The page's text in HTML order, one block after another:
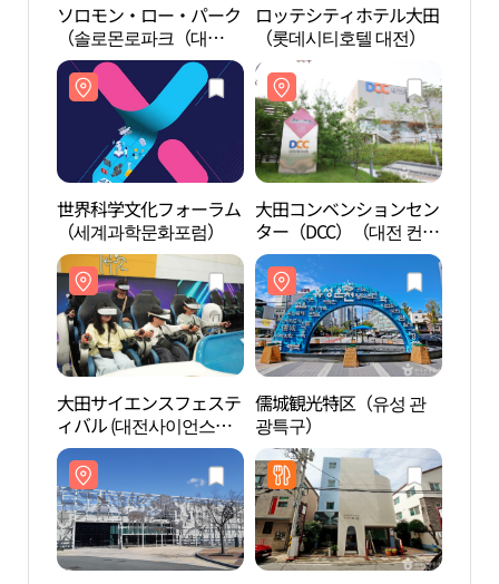
ソロモン・ロー・パーク
（솔로몬로파크（대
전））
ロッテシティホテル大田
（롯데시티호텔 대전）
世界科学文化フォーラム
（세계과학문화포럼）
大田コンベンションセン
ター（DCC）（대전 컨벤
션센터（DCC））
大田サイエンスフェステ
ィバル (대전사이언스페
스티벌)
儒城観光特区（유성 관
광특구）